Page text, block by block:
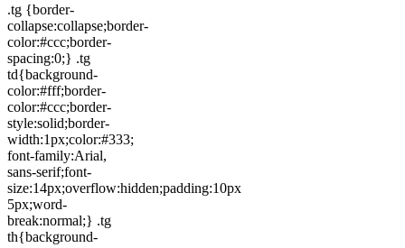
.tg {border-
collapse:collapse;border-
color:#ccc;border-
spacing:0;} .tg
td{background-
color:#fff;border-
color:#ccc;border-
style:solid;border-
width:1px;color:#333;
font-family:Arial,
sans-serif;font-
size:14px;overflow:hidden;padding:10px
5px;word-
break:normal;} .tg
th{background-